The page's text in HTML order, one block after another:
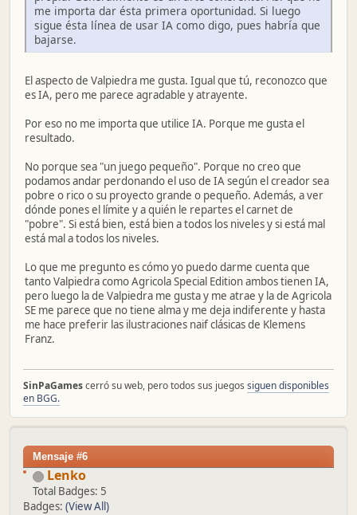
me importa dar ésta primera oportunidad. Si luego
sigue ésta línea de usar IA como digo, pues habría que
bajarse.
El aspecto de Valpiedra me gusta. Igual que tú, reconozco que
es IA, pero me parece agradable y atrayente.
Por eso no me importa que utilice IA. Porque me gusta el
resultado.
No porque sea "un juego pequeño". Porque no creo que
podamos andar perdonando el uso de IA según el creador sea
pobre o rico o su proyecto grande o pequeño. Además, a ver
dónde pones el límite y a quién le repartes el carnet de
"pobre". Si está bien, está bien a todos los niveles y si está mal
está mal a todos los niveles.
Lo que me pregunto es cómo yo puedo darme cuenta que
tanto Valpiedra como Agricola Special Edition ambos tienen IA,
pero luego la de Valpiedra me gusta y me atrae y la de Agricola
SE me parece que no tiene alma y me deja indiferente y hasta
me hace preferir las ilustraciones naif clásicas de Klemens
Franz.
SinPaGamescerró su web, pero todos sus juegos siguen disponibles
en BGG.
Mensaje #6
Lenko
Total Badges: 5
Badges: (View All)